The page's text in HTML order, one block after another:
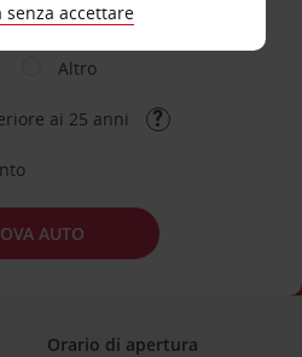
Altro
ai 25 anni
AUTO
Orario di apertura
senza accettare